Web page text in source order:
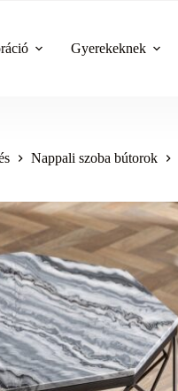
Gyerekeknek
Nappali szoba bútorok